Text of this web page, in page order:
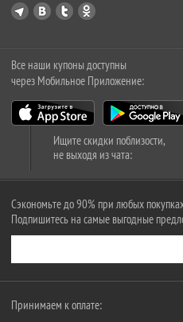
Все наши купоны доступны
через Мобильное Приложение:
Ищите скидки поблизости,
не выходя из чата:
Сэкономьте до 90% при любых
Подпишитесь на самые выгодные
Принимаем к оплате: